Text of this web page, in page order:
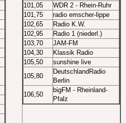
101,05
WDR 2 - Rhein-Ruhr
101,75
radio emscher-lippe
102,65
Radio K.W.
102,95
Radio 1 (niederl.)
103,70
JAM-FM
104,30
Klassik Radio
105,50
sunshine live
105,80
DeutschlandRadio
Berlin
106,50
bigFM - Rheinland-
Pfalz